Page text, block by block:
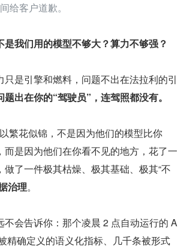
给客户道歉。
是我们用的模型不够大？算力不够强？
只是引擎和燃料，问题不出在法拉利的引
题出在你的“驾驶员”，连驾照都没有。
繁花似锦，不是因为他们的模型比你
而是因为他们在你看不见的地方，花了一
了一件极其枯燥、极其基础、极其“不
治理。
不会告诉你：那个凌晨 2 点自动运行的 A
精确定义的语义化指标、几千条被形式